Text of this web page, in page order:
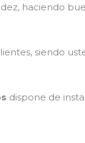
haciendo
siendo
dispone de